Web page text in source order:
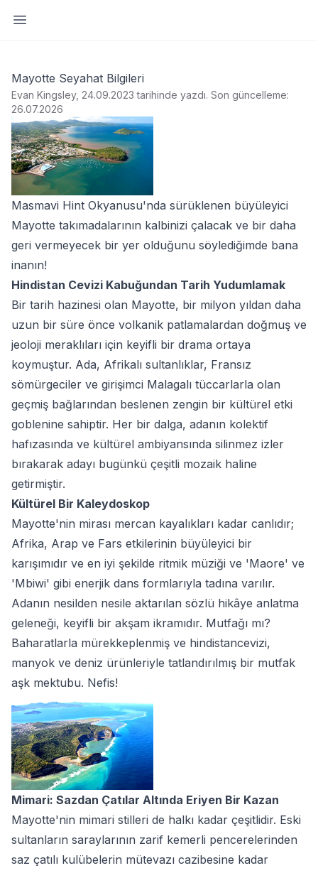
Yan paneli aç
Mayotte Seyahat Bilgileri
Evan Kingsley, 24.09.2023 tarihinde yazdı. Son güncelleme:
26.07.2026
Masmavi Hint Okyanusu'nda sürüklenen büyüleyici
Mayotte takımadalarının kalbinizi çalacak ve bir daha
geri vermeyecek bir yer olduğunu söylediğimde bana
inanın!
Hindistan Cevizi Kabuğundan Tarih Yudumlamak
Bir tarih hazinesi olan Mayotte, bir milyon yıldan daha
uzun bir süre önce volkanik patlamalardan doğmuş ve
jeoloji meraklıları için keyifli bir drama ortaya
koymuştur. Ada, Afrikalı sultanlıklar, Fransız
sömürgeciler ve girişimci Malagalı tüccarlarla olan
geçmiş bağlarından beslenen zengin bir kültürel etki
goblenine sahiptir. Her bir dalga, adanın kolektif
hafızasında ve kültürel ambiyansında silinmez izler
bırakarak adayı bugünkü çeşitli mozaik haline
getirmiştir.
Kültürel Bir Kaleydoskop
Mayotte'nin mirası mercan kayalıkları kadar canlıdır;
Afrika, Arap ve Fars etkilerinin büyüleyici bir
karışımıdır ve en iyi şekilde ritmik müziği ve 'Maore' ve
'Mbiwi' gibi enerjik dans formlarıyla tadına varılır.
Adanın nesilden nesile aktarılan sözlü hikâye anlatma
geleneği, keyifli bir akşam ikramıdır. Mutfağı mı?
Baharatlarla mürekkeplenmiş ve hindistancevizi,
manyok ve deniz ürünleriyle tatlandırılmış bir mutfak
aşk mektubu. Nefis!
Mimari: Sazdan Çatılar Altında Eriyen Bir Kazan
Mayotte'nin mimari stilleri de halkı kadar çeşitlidir. Eski
sultanların saraylarının zarif kemerli pencerelerinden
saz çatılı kulübelerin mütevazı cazibesine kadar